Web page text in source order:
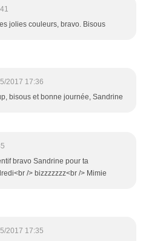
jolies couleurs, bravo. Bisous
2017 17:36
bisous et bonne journée, Sandrine
bravo Sandrine pour ta
/> bizzzzzzz<br /> Mimie
2017 17:35